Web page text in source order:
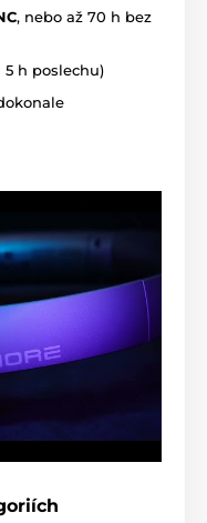
, nebo až 70 h bez
h poslechu)